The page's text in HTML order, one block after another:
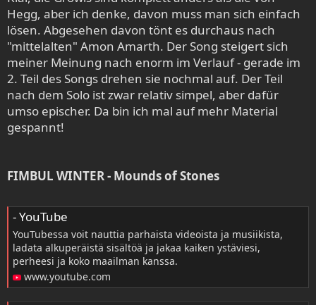
Three former AMON AMARTH
members have joined
forces in a new band calledFIMBUL WINTER. The project
consists of original AMON AMARTHmembersNiko
Kaukinenon drums andAnders Biazzi (formerlyAnders
Hansson) on guitar, and formerAMON AMARTH
drummer Fredrik Anderssonon lead guitar. Completing
the lineup areGustav Myrinon bass andClint Williams
on vocals.
songs we were all involved with in some way but we
AMON AMARTH
some point.
Hegg, aber ich denke, davon muss man sich einfach
lösen. Abgesehen davon tönt es durchaus nach
"mittelalten" Amon Amarth. Der Song steigert sich
meiner Meinung nach enorm im Verlauf - gerade im
2. Teil des Songs drehen sie nochmal auf. Der Teil
nach dem Solo ist zwar relativ simpel, aber dafür
umso epischer. Da bin ich mal auf mehr Material
gespannt!
FIMBUL WINTER - Mounds of Stones
- YouTube
YouTubessa voit nauttia parhaista videoista ja musiikista,
ladata alkuperäistä sisältöä ja jakaa kaiken ystäviesi,
perheesi ja koko maailman kanssa.
www.youtube.com